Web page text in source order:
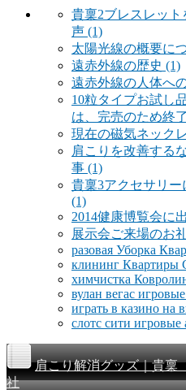
貴稟2ブレスレッ
声 (1)
太陽光線の概要に
遠赤外線の歴史 (1)
遠赤外線の人体へ
10粒タイプお試
は、完売のため終
現在の磁気ネック
肩こりを改善する
事 (1)
貴稟3アクセサリ
(1)
2014健康博覧会に
展示会ご来場のお
разовая Уборка
клининг Квартиры
химчистка
вулан вегас
играть в казино на
слотс сити игровые
肩こり解消グッズ｜貴稟
社